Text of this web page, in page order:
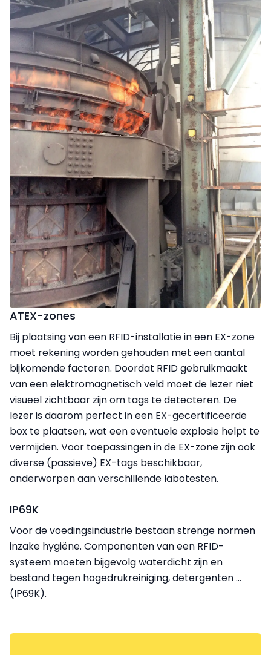
ATEX-zones
Bij plaatsing van een RFID-installatie in een EX-zone
moet rekening worden gehouden met een aantal
bijkomende factoren. Doordat RFID gebruikmaakt
van een elektromagnetisch veld moet de lezer niet
visueel zichtbaar zijn om tags te detecteren. De
lezer is daarom perfect in een EX-gecertificeerde
box te plaatsen, wat een eventuele explosie helpt te
vermijden. Voor toepassingen in de EX-zone zijn ook
diverse (passieve) EX-tags beschikbaar,
onderworpen aan verschillende labotesten.
IP69K
Voor de voedingsindustrie bestaan strenge normen
inzake hygiëne. Componenten van een RFID-
systeem moeten bijgevolg waterdicht zijn en
bestand tegen hogedrukreiniging, detergenten …
(IP69K).